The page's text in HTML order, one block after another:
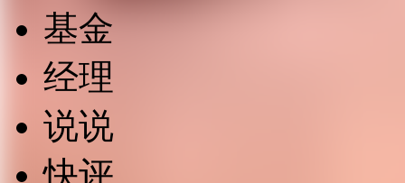
基金
经理
说说
快评